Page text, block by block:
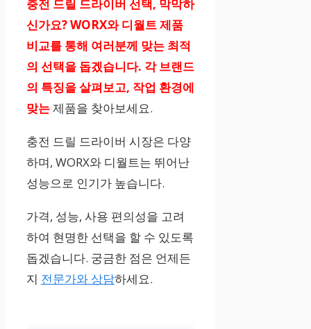
충전 드릴 드라이버 선택, 막막하
신가요? WORX와 디월트 제품
비교를 통해 여러분께 맞는 최적
의 선택을 돕겠습니다. 각 브랜드
의 특징을 살펴보고, 작업 환경에
맞는제품을 찾아보세요.
충전 드릴 드라이버 시장은 다양
하며, WORX와 디월트는 뛰어난
성능으로 인기가 높습니다.
가격, 성능, 사용 편의성을 고려
하여 현명한 선택을 할 수 있도록
돕겠습니다. 궁금한 점은 언제든
지 전문가와 상담하세요.